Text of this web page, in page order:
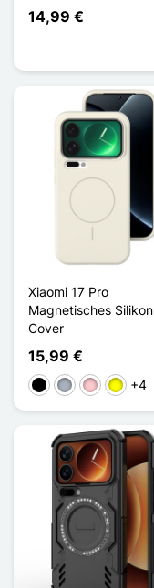
14,99 €
Xiaomi 17 Pro
Magnetisches Silikon
Cover
15,99 €
Schwarz
GrauPinkGelb+4